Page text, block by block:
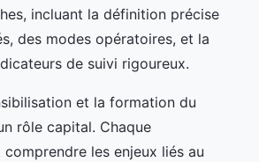
incluant la définition précise
des modes opératoires, et la
de suivi rigoureux.
et la formation du
rôle capital. Chaque
les enjeux liés au